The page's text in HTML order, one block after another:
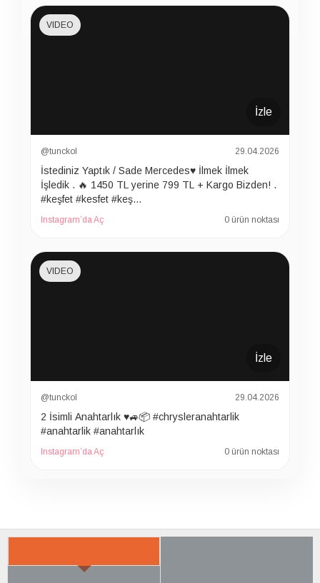
İzle
VIDEO
@tunckol 29.04.2026
İstediniz Yaptık / Sade Mercedes♥️ İlmek İlmek
İşledik . 🔥 1450 TL yerine 799 TL + Kargo Bizden! .
#keşfet #kesfet #keş…
Instagram’da Aç 0 ürün noktası
İzle
VIDEO
@tunckol 29.04.2026
2 İsimli Anahtarlık ♥️🚙📦 #chrysleranahtarlik
#anahtarlik #anahtarlık
Instagram’da Aç 0 ürün noktası